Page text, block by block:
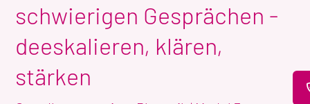
schwierigen Gesprächen -
deeskalieren, klären,
stärken